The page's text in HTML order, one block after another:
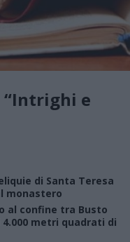
e
di Santa Teresa
monastero
al confine tra Busto
metri quadrati di